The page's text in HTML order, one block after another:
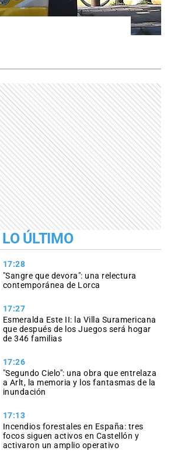
LO ÚLTIMO
17:28
"Sangre que devora": una relectura
contemporánea de Lorca
17:27
Esmeralda Este II: la Villa Suramericana
que después de los Juegos será hogar
de 346 familias
17:26
"Segundo Cielo": una obra que entrelaza
a Arlt, la memoria y los fantasmas de la
inundación
17:13
Incendios forestales en España: tres
focos siguen activos en Castellón y
activaron un amplio operativo